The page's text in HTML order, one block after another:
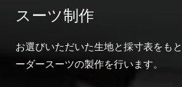
スーツ制作
お選びいただいた生地と採寸表をも
ーダースーツの製作を行います。